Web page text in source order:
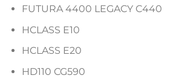
FUTURA 4400 LEGACY C440
HCLASS E10
HCLASS E20
HD110 CG590